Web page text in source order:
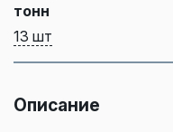
тонн
13 шт
Описание